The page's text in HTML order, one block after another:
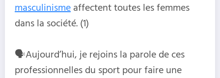
masculinisme affectent toutes les femmes
dans la société. (1)
🗣️Aujourd’hui, je rejoins la parole de ces
professionnelles du sport pour faire une